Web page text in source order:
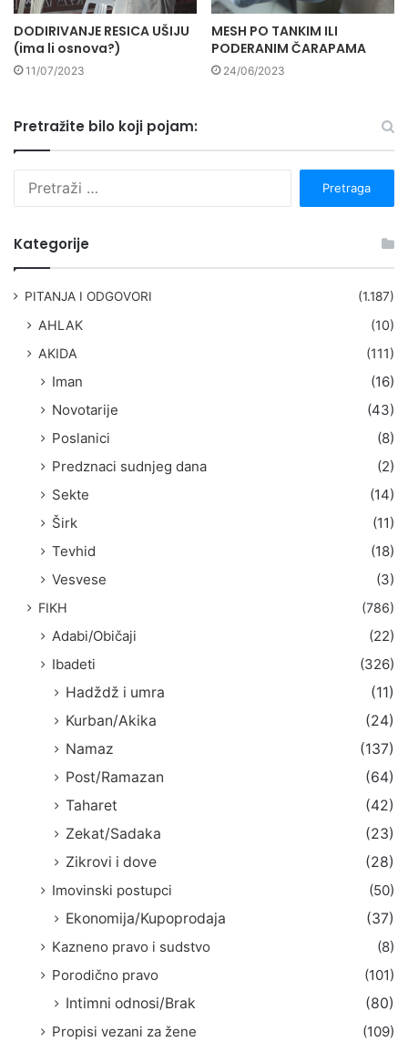
DODIRIVANJE RESICA UŠIJU
(ima li osnova?)
11/07/2023
MESH PO TANKIM ILI
PODERANIM ČARAPAMA
24/06/2023
Pretražite bilo koji pojam:
Kategorije
PITANJA I ODGOVORI (1.187)
AHLAK
(10)
AKIDA
(111)
Iman
(16)
Novotarije
(43)
Poslanici
(8)
Predznaci sudnjeg dana
(2)
Sekte
(14)
Širk
(11)
Tevhid
(18)
Vesvese
(3)
FIKH (786)
Adabi/Običaji
(22)
Ibadeti
(326)
Hadždž i umra
(11)
Kurban/Akika
(24)
Namaz
(137)
Post/Ramazan
(64)
Taharet
(42)
Zekat/Sadaka
(23)
Zikrovi i dove
(28)
Imovinski postupci
(50)
Ekonomija/Kupoprodaja
(37)
Kazneno pravo i sudstvo
(8)
Porodično pravo
(101)
Intimni odnosi/Brak
(80)
Propisi vezani za žene
(109)